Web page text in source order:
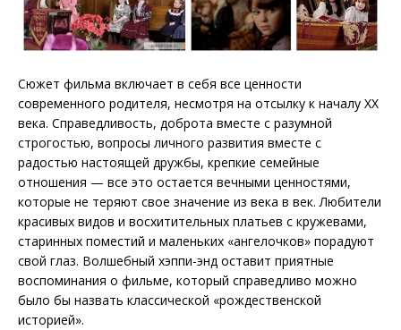
Сюжет фильма включает в себя все ценности
современного родителя, несмотря на отсылку к началу XX
века. Справедливость, доброта вместе с разумной
строгостью, вопросы личного развития вместе с
радостью настоящей дружбы, крепкие семейные
отношения — все это остается вечными ценностями,
которые не теряют свое значение из века в век. Любители
красивых видов и восхитительных платьев с кружевами,
старинных поместий и маленьких «ангелочков» порадуют
свой глаз. Волшебный хэппи-энд оставит приятные
воспоминания о фильме, который справедливо можно
было бы назвать классической «рождественской
историей».